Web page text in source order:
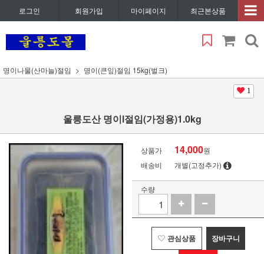
로그인 회원가입 마이페이지 최근본상품
명이나물(산마늘)절임 명이(큰잎)절임 15kg(벌크)
1
울릉도산 명이l절임(가정용)1.0kg
상품가 14,000원
배송비
개별(고정추가)
수량
관심상품 장바구니